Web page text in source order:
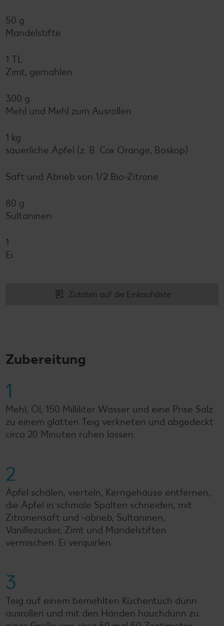
50 g
Mandelstifte
1 TL
Zimt, gemahlen
300 g
Mehl und Mehl zum Ausrollen
1 kg
säuerliche Äpfel (z. B. Cox Orange, Boskop)
Saft und Abrieb von 1/2 Bio-Zitrone
80 g
Sultaninen
1
Ei
Zutaten auf die Einkaufsliste
Zubereitung
1
Mehl, Öl, 150 Milliliter Wasser und eine Prise Salz
zu einem glatten Teig verkneten und abgedeckt
circa 20 Minuten ruhen lassen.
2
Äpfel schälen, vierteln, Kerngehäuse entfernen,
die Äpfel in schmale Spalten schneiden, mit
Zitronensaft und -abrieb, Sultaninen,
Vanillezucker, Zimt und Mandelstiften
vermischen. Ei verquirlen.
3
Teig auf einem bemehlten Küchentuch dünn
ausrollen und mit den Händen hauchdünn zu